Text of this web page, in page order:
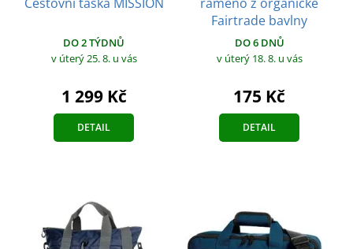
DO 2 TÝDNŮ
v úterý 25. 8. u vás
1 299 Kč
DETAIL
Fairtrade bavlny
DO 6 DNŮ
v úterý 18. 8. u vás
175 Kč
DETAIL